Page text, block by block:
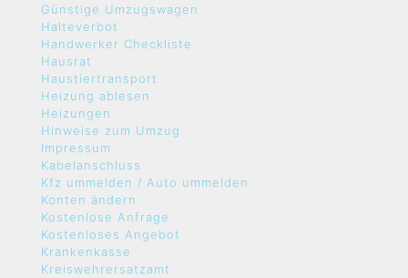
Günstige Umzugswagen
Halteverbot
Handwerker Checkliste
Hausrat
Haustiertransport
Heizung ablesen
Heizungen
Hinweise zum Umzug
Impressum
Kabelanschluss
Kfz ummelden / Auto ummelden
Konten ändern
Kostenlose Anfrage
Kostenloses Angebot
Krankenkasse
Kreiswehrersatzamt